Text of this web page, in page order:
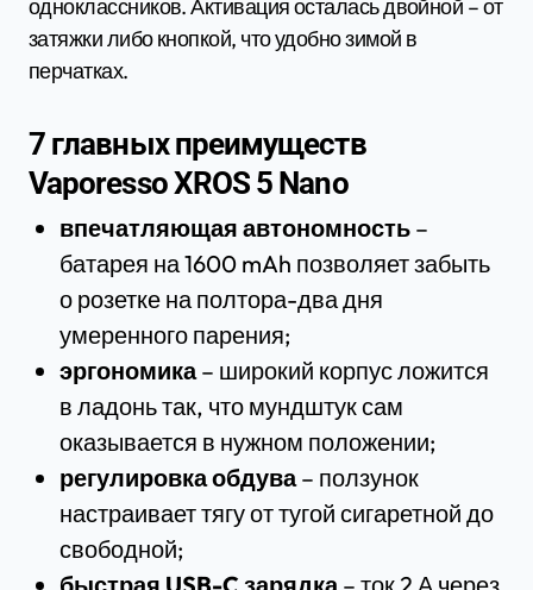
одноклассников. Активация осталась двойной – от
затяжки либо кнопкой, что удобно зимой в
перчатках.
7 главных преимуществ
Vaporesso XROS 5 Nano
впечатляющая автономность–
батарея на 1600 mAh позволяет забыть
о розетке на полтора-два дня
умеренного парения;
эргономика– широкий корпус ложится
в ладонь так, что мундштук сам
оказывается в нужном положении;
регулировка обдува– ползунок
настраивает тягу от тугой сигаретной до
свободной;